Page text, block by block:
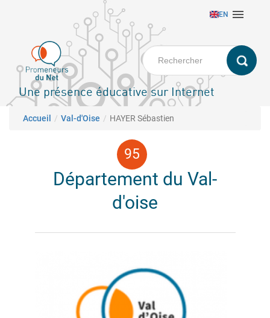
principal
EN 
Une présence éducative sur Internet
Fil d'Ariane
Accueil Val-d'Oise HAYER Sébastien
Département du Val-
d'oise